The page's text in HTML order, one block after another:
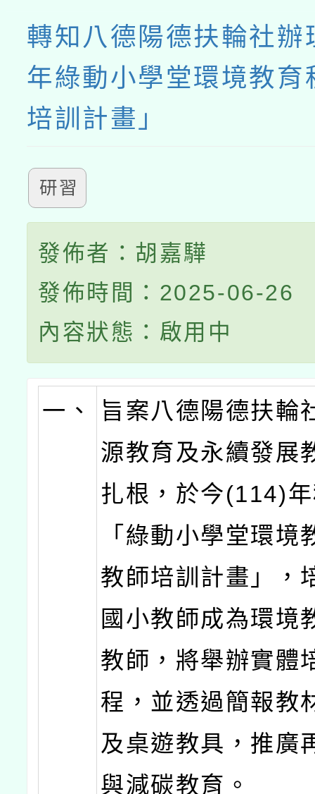
轉知八德陽德扶輪社
年綠動小學堂環境教育
培訓計畫」
研習
發佈者：胡嘉驊
發佈時間：2025-06-26
內容狀態：啟用中
一、
旨案八德陽德扶輪
源教育及永續發展
扎根，於今(114)
「綠動小學堂環境
教師培訓計畫」，
國小教師成為環境
教師，將舉辦實體
程，並透過簡報教
及桌遊教具，推廣
與減碳教育。